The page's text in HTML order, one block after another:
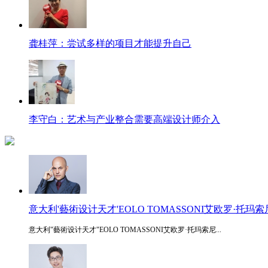
龚桂萍：尝试多样的项目才能提升自己
李守白：艺术与产业整合需要高端设计师介入
意大利'藝術设计天才'EOLO TOMASSONI艾欧罗·托玛索
意大利"藝術设计天才"EOLO TOMASSONI艾欧罗·托玛索尼...